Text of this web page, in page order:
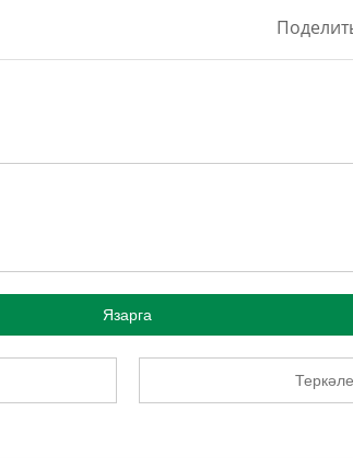
Язарга